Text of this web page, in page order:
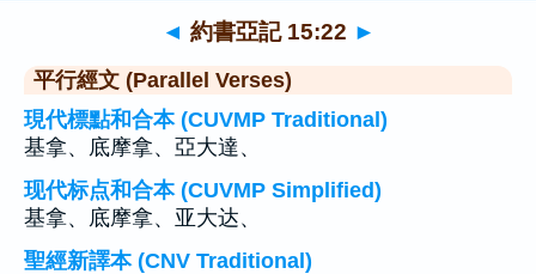
◄ 約書亞記 15:22 ►
平行經文 (Parallel Verses)
現代標點和合本 (CUVMP Traditional)
基拿、底摩拿、亞大達、
现代标点和合本 (CUVMP Simplified)
基拿、底摩拿、亚大达、
聖經新譯本 (CNV Traditional)